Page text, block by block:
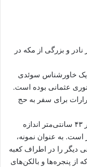
و بزرگی از مکه در
یک خاورشناس سوئدی
عثمانی بوده است.
برای سفر به حج
نقاشی پانورامای «کعبة الله العلیا» ۸۶.۵ در ۴۳ سانتی‌متر اندازه
است. به عنوان نمونه،
دیگر را در اطراف کعبه
از پنجره‌ها و بالکن‌های